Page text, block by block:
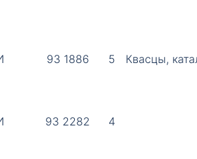
93 1886 5 Квасцы,
93 2282 4